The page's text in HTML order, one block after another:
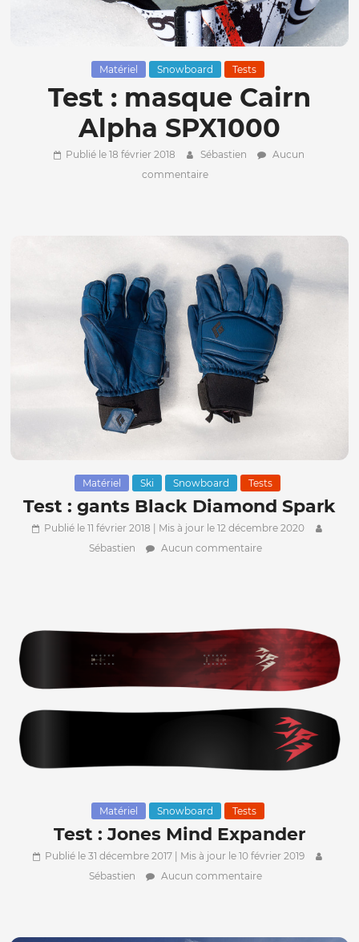
Matériel Snowboard Tests
Test : masque Cairn
Alpha SPX1000
Publié le 18 février 2018 Sébastien
Aucun
commentaire
Matériel Ski Snowboard Tests
Test : gants Black Diamond Spark
Publié le 11 février 2018 | Mis à jour le 12 décembre 2020
Sébastien
Aucun commentaire
Matériel Snowboard Tests
Test : Jones Mind Expander
Publié le 31 décembre 2017| Mis à jour le 10 février 2019
Sébastien
Aucun commentaire